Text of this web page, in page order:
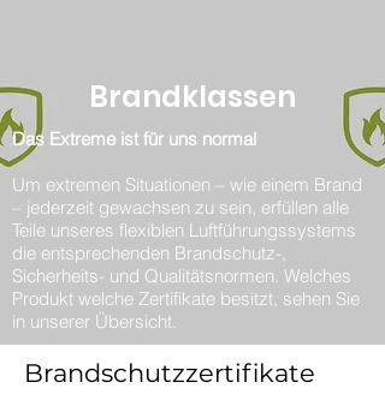
Brandklassen
Das Extreme ist für uns normal
Um extremen Situationen – wie einem Brand
– jederzeit gewachsen zu sein, erfüllen alle
Teile unseres flexiblen Luftführungssystems
die entsprechenden Brandschutz-,
Sicherheits- und Qualitätsnormen. Welches
Produkt welche Zertifikate besitzt, sehen Sie
in unserer Übersicht.
Brandschutzzertifikate